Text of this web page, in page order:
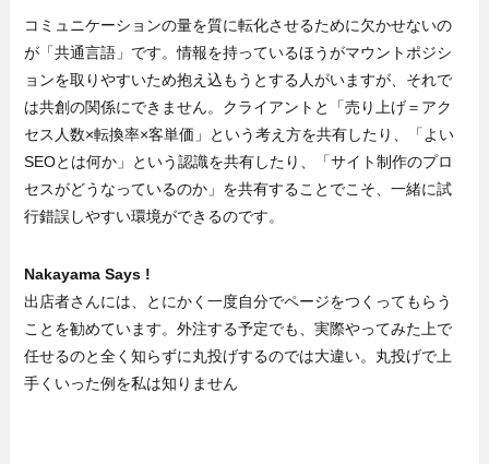
コミュニケーションの量を質に転化させるために欠かせないの
が「共通言語」です。情報を持っているほうがマウントポジシ
ョンを取りやすいため抱え込もうとする人がいますが、それで
は共創の関係にできません。クライアントと「売り上げ＝アク
セス人数×転換率×客単価」という考え方を共有したり、「よい
SEOとは何か」という認識を共有したり、「サイト制作のプロ
セスがどうなっているのか」を共有することでこそ、一緒に試
行錯誤しやすい環境ができるのです。
Nakayama Says !
出店者さんには、とにかく一度自分でページをつくってもらう
ことを勧めています。外注する予定でも、実際やってみた上で
任せるのと全く知らずに丸投げするのでは大違い。丸投げで上
手くいった例を私は知りません